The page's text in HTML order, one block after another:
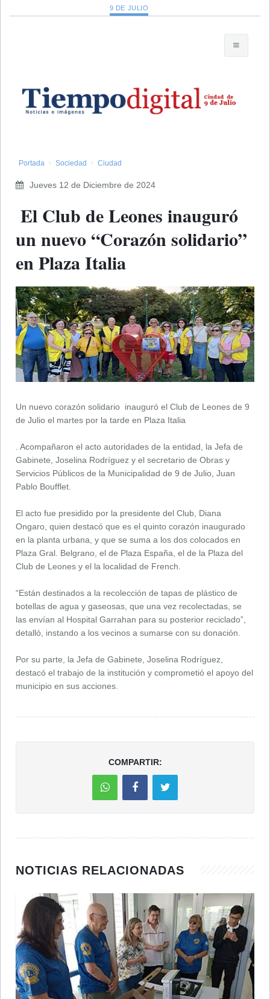
9 DE JULIO
Portada Sociedad Ciudad
Jueves 12 de Diciembre de 2024
​ El Club de Leones inauguró
un nuevo “Corazón solidario”
en Plaza Italia
Un nuevo corazón solidario inauguró el Club de Leones de 9
de Julio el martes por la tarde en Plaza Italia
. Acompañaron el acto autoridades de la entidad, la Jefa de
Gabinete, Joselina Rodríguez y el secretario de Obras y
Servicios Públicos de la Municipalidad de 9 de Julio, Juan
Pablo Boufflet.
El acto fue presidido por la presidente del Club, Diana
Ongaro, quien destacó que es el quinto corazón inaugurado
en la planta urbana, y que se suma a los dos colocados en
Plaza Gral. Belgrano, el de Plaza España, el de la Plaza del
Club de Leones y el la localidad de French.
“Están destinados a la recolección de tapas de plástico de
botellas de agua y gaseosas, que una vez recolectadas, se
las envían al Hospital Garrahan para su posterior reciclado”,
detalló, instando a los vecinos a sumarse con su donación.
Por su parte, la Jefa de Gabinete, Joselina Rodríguez,
destacó el trabajo de la institución y comprometió el apoyo del
municipio en sus acciones.
COMPARTIR:
NOTICIAS RELACIONADAS